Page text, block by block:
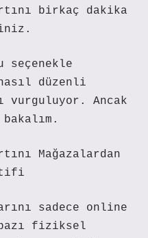
birkaç dakika
seçenekle
düzenli
vurguluyor. Ancak
Mağazalardan
sadece online
fiziksel